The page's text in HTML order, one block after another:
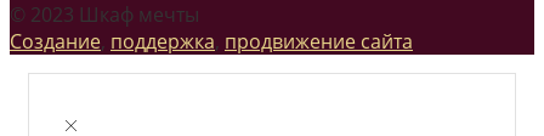
© 2023 Шкаф мечты
Создание, поддержка, продвижение сайта